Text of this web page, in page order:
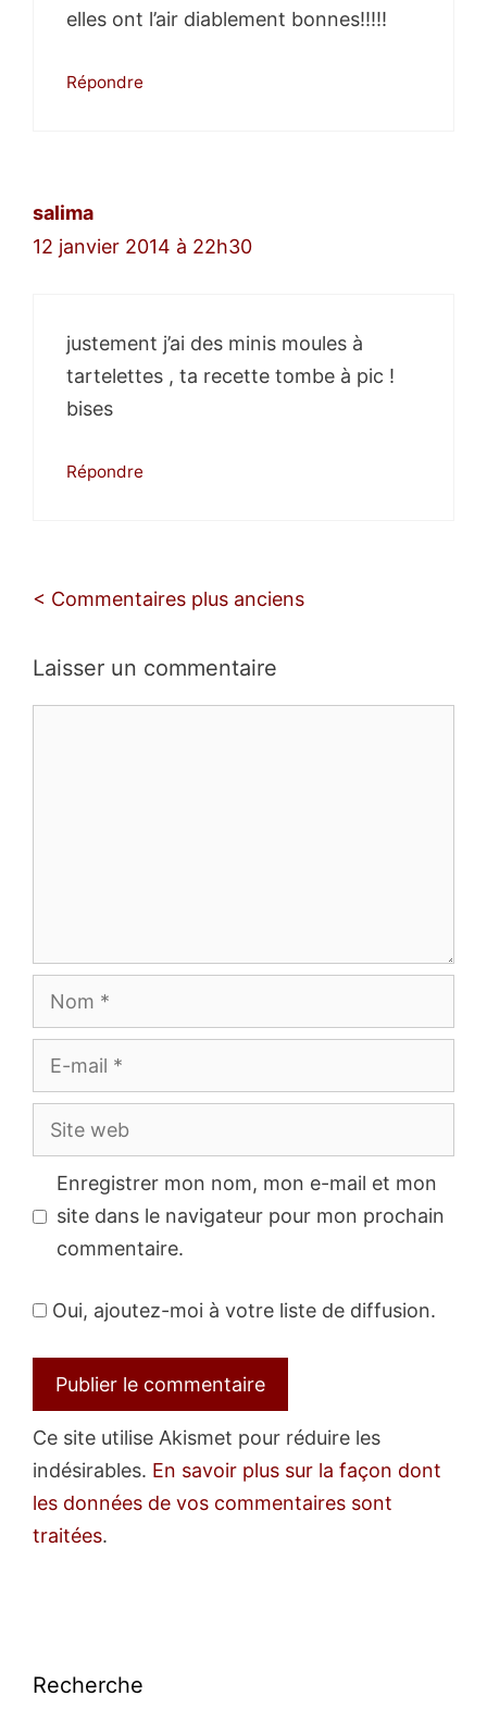
elles ont l’air diablement bonnes!!!!!
Répondre
salima
12 janvier 2014 à 22h30
justement j’ai des minis moules à
tartelettes , ta recette tombe à pic !
bises
Répondre
Navigation
commentaires
< Commentaires plus anciens
Laisser un commentaire
Nom
E-
mail
Site
web
Enregistrer mon nom, mon e-mail et mon
site dans le navigateur pour mon prochain
commentaire.
Oui, ajoutez-moi à votre liste de diffusion.
Ce site utilise Akismet pour réduire les
indésirables. En savoir plus sur la façon dont
les données de vos commentaires sont
traitées.
Recherche